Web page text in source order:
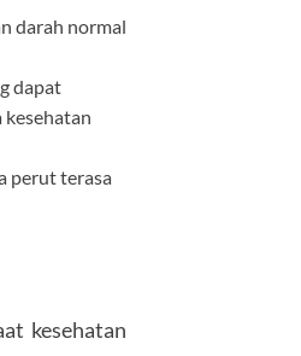
darah normal
dapat
perut terasa
kesehatan